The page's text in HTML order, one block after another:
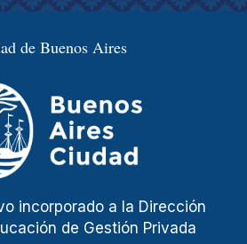
de Buenos Aires
incorporado a la Dirección
de Gestión Privada